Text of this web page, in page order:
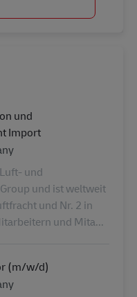
und
Import
und
und ist weltweit
und Nr. 2 in
und Mita...
(m/w/d)